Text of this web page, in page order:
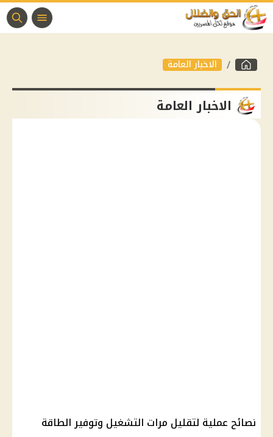
الاخبار العامة
الاخبار العامة
نصائح عملية لتقليل مرات التشغيل وتوفير الطاقة